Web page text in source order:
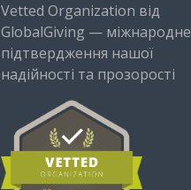
Vetted Organization від
GlobalGiving — міжнародне
підтвердження нашої
надійності та прозорості